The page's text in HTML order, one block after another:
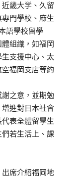
畿大学、久留
門學校、麻生
語學校留學
組織，如福岡
支援中心、太
福岡支店等約
之意，並期勉
進對日本社會
表全體留學生
若生活上、課
席介紹福岡地